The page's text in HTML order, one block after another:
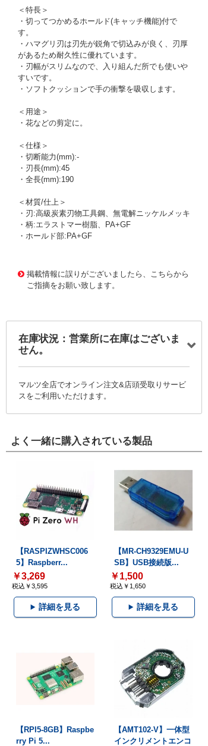
＜特長＞
・切ってつかめるホールド(キャッチ機能)付で
す。
・ハマグリ刃は刃先が鋭角で切込みが良く、刃厚
があるため耐久性に優れています。
・刃幅がスリムなので、入り組んだ所でも使いや
すいです。
・ソフトクッションで手の衝撃を吸収します。
＜用途＞
・花などの剪定に。
＜仕様＞
・切断能力(mm):-
・刃長(mm):45
・全長(mm):190
＜材質/仕上＞
・刃:高級炭素刃物工具鋼、無電解ニッケルメッキ
・柄:エラストマー樹脂、PA+GF
・ホールド部:PA+GF
掲載情報に誤りがございましたら、こちらから
ご指摘をお願い致します。
在庫状況：営業所に在庫はございま
せん。
マルツ全店でオンライン注文&店頭受取りサービ
スをご利用いただけます。
よく一緒に購入されている製品
【RASPIZWHSC006
5】Raspberr...
￥3,269
税込￥3,595
詳細を見る
【MR-CH9329EMU-U
SB】USB接続版...
￥1,500
税込￥1,650
詳細を見る
【RPI5-8GB】Raspbe
rry Pi 5...
【AMT102-V】一体型
インクリメントエンコ